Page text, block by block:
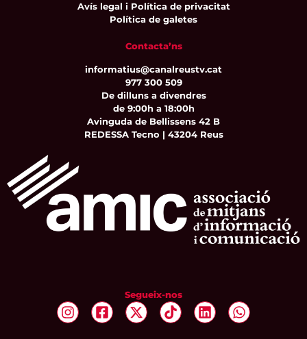
Avís legal i Política de privacitat
Política de galetes
Contacta’ns
informatius@canalreustv.cat
977 300 509
De dilluns a divendres
de 9:00h a 18:00h
Avinguda de Bellissens 42 B
REDESSA Tecno | 43204 Reus
Segueix-nos